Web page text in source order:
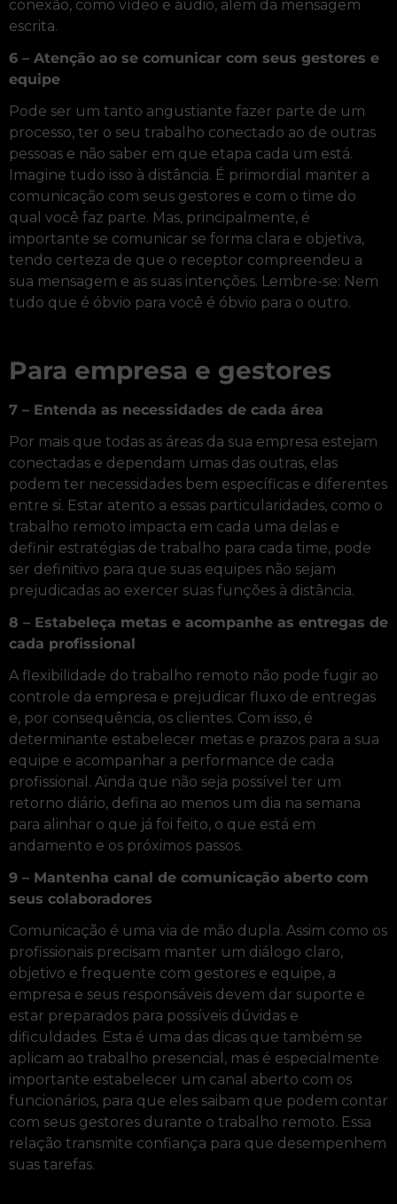
conexão, como vídeo e áudio, além da mensagem
escrita.
6 – Atenção ao se comunicar com seus gestores e
equipe
Pode ser um tanto angustiante fazer parte de um
processo, ter o seu trabalho conectado ao de outras
pessoas e não saber em que etapa cada um está.
Imagine tudo isso à distância. É primordial manter a
comunicação com seus gestores e com o time do
qual você faz parte. Mas, principalmente, é
importante se comunicar se forma clara e objetiva,
tendo certeza de que o receptor compreendeu a
sua mensagem e as suas intenções. Lembre-se: Nem
tudo que é óbvio para você é óbvio para o outro.
Para empresa e gestores
7 – Entenda as necessidades de cada área
Por mais que todas as áreas da sua empresa estejam
conectadas e dependam umas das outras, elas
podem ter necessidades bem específicas e diferentes
entre si. Estar atento a essas particularidades, como o
trabalho remoto impacta em cada uma delas e
definir estratégias de trabalho para cada time, pode
ser definitivo para que suas equipes não sejam
prejudicadas ao exercer suas funções à distância.
8 – Estabeleça metas e acompanhe as entregas de
cada profissional
A flexibilidade do trabalho remoto não pode fugir ao
controle da empresa e prejudicar fluxo de entregas
e, por consequência, os clientes. Com isso, é
determinante estabelecer metas e prazos para a sua
equipe e acompanhar a performance de cada
profissional. Ainda que não seja possível ter um
retorno diário, defina ao menos um dia na semana
para alinhar o que já foi feito, o que está em
andamento e os próximos passos.
9 – Mantenha canal de comunicação aberto com
seus colaboradores
Comunicação é uma via de mão dupla. Assim como os
profissionais precisam manter um diálogo claro,
objetivo e frequente com gestores e equipe, a
empresa e seus responsáveis devem dar suporte e
estar preparados para possíveis dúvidas e
dificuldades. Esta é uma das dicas que também se
aplicam ao trabalho presencial, mas é especialmente
importante estabelecer um canal aberto com os
funcionários, para que eles saibam que podem contar
com seus gestores durante o trabalho remoto. Essa
relação transmite confiança para que desempenhem
suas tarefas.